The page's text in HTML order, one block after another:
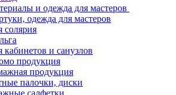
и одежда для мастеров
одежда для мастеров
солярия
кабинетов и санузлов
продукция
продукция
палочки, диски
салфетки